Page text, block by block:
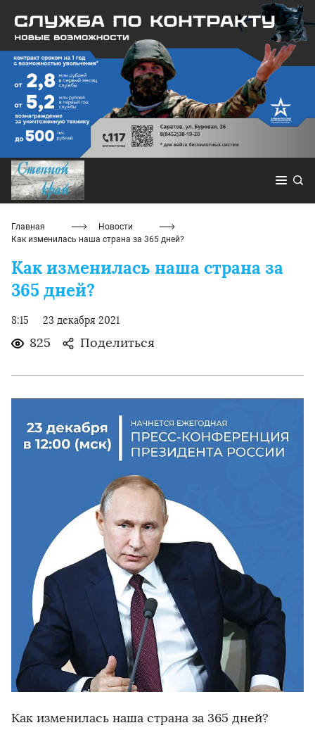
Главная
Новости
Как изменилась наша страна за 365 дней?
Как изменилась наша страна за
365 дней?
8:15 23 декабря 2021
825 Поделиться
Как изменилась наша страна за 365 дней?